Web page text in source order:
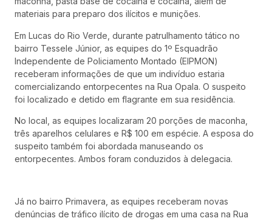
materiais para preparo dos ilícitos e munições.
Em Lucas do Rio Verde, durante patrulhamento tático no
bairro Tessele Júnior, as equipes do 1º Esquadrão
Independente de Policiamento Montado (EIPMON)
receberam informações de que um indivíduo estaria
comercializando entorpecentes na Rua Opala. O suspeito
foi localizado e detido em flagrante em sua residência.
No local, as equipes localizaram 20 porções de maconha,
três aparelhos celulares e R$ 100 em espécie. A esposa do
suspeito também foi abordada manuseando os
entorpecentes. Ambos foram conduzidos à delegacia.
Já no bairro Primavera, as equipes receberam novas
denúncias de tráfico ilícito de drogas em uma casa na Rua